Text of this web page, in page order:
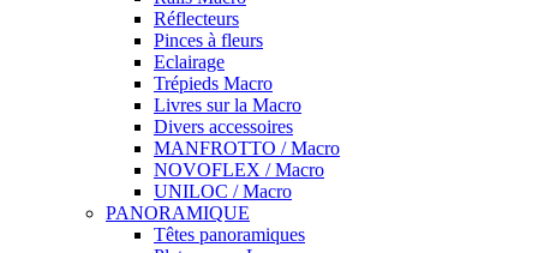
Réflecteurs
Pinces à fleurs
Eclairage
Trépieds Macro
Livres sur la Macro
Divers accessoires
MANFROTTO / Macro
NOVOFLEX / Macro
UNILOC / Macro
PANORAMIQUE
Têtes panoramiques